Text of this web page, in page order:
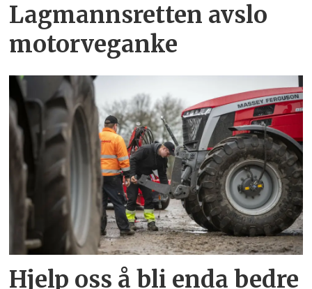
Lagmannsretten avslo
motorveganke
Hjelp oss å bli enda bedre